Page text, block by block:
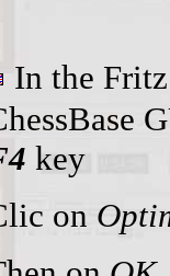
In the
key
on